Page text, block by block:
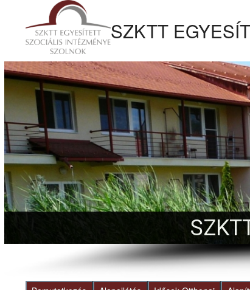
Kezdőlapra
ugrás
SZKTT